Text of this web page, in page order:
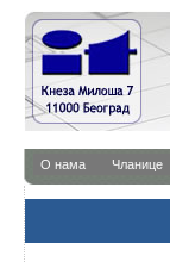
О нама Чланице